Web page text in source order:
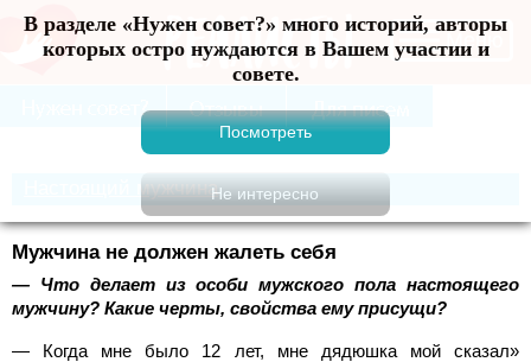
В разделе «Нужен совет?» много историй, авторы
которых остро нуждаются в Вашем участии и
совете.
Меню
Настоящий мужчина
Мужчина не должен жалеть себя
— Что делает из особи мужского пола настоящего
мужчину? Какие черты, свойства ему присущи?
— Когда мне было 12 лет, мне дядюшка мой сказал»